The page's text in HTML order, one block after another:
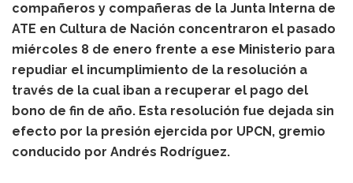
compañeros y compañeras de la Junta Interna de
ATE en Cultura de Nación concentraron el pasado
miércoles 8 de enero frente a ese Ministerio para
repudiar el incumplimiento de la resolución a
través de la cual iban a recuperar el pago del
bono de fin de año. Esta resolución fue dejada sin
efecto por la presión ejercida por UPCN, gremio
conducido por Andrés Rodríguez.